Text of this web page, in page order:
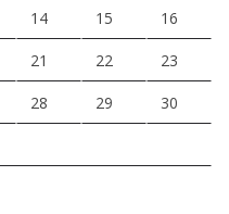
14 15 16
21 22 23
28 29 30